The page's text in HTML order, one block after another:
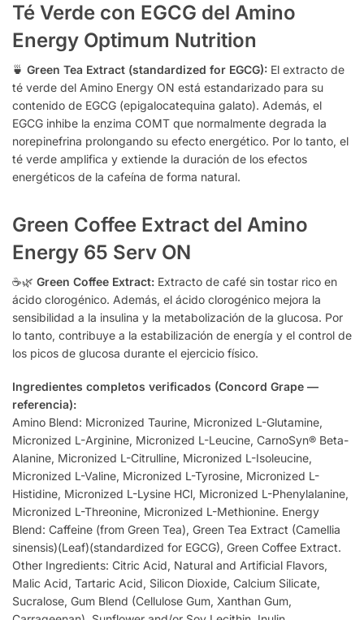
Té Verde con EGCG del Amino
Energy Optimum Nutrition
🍵 Green Tea Extract (standardized for EGCG): El extracto de
té verde del Amino Energy ON está estandarizado para su
contenido de EGCG (epigalocatequina galato). Además, el
EGCG inhibe la enzima COMT que normalmente degrada la
norepinefrina prolongando su efecto energético. Por lo tanto, el
té verde amplifica y extiende la duración de los efectos
energéticos de la cafeína de forma natural.
Green Coffee Extract del Amino
Energy 65 Serv ON
☕🌿 Green Coffee Extract: Extracto de café sin tostar rico en
ácido clorogénico. Además, el ácido clorogénico mejora la
sensibilidad a la insulina y la metabolización de la glucosa. Por
lo tanto, contribuye a la estabilización de energía y el control de
los picos de glucosa durante el ejercicio físico.
Ingredientes completos verificados (Concord Grape —
referencia):
Amino Blend: Micronized Taurine, Micronized L-Glutamine,
Micronized L-Arginine, Micronized L-Leucine, CarnoSyn® Beta-
Alanine, Micronized L-Citrulline, Micronized L-Isoleucine,
Micronized L-Valine, Micronized L-Tyrosine, Micronized L-
Histidine, Micronized L-Lysine HCl, Micronized L-Phenylalanine,
Micronized L-Threonine, Micronized L-Methionine. Energy
Blend: Caffeine (from Green Tea), Green Tea Extract (Camellia
sinensis)(Leaf)(standardized for EGCG), Green Coffee Extract.
Other Ingredients: Citric Acid, Natural and Artificial Flavors,
Malic Acid, Tartaric Acid, Silicon Dioxide, Calcium Silicate,
Sucralose, Gum Blend (Cellulose Gum, Xanthan Gum,